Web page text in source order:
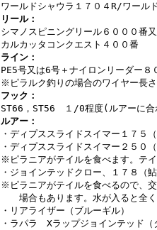
ワールドシャウラ１７０４R/ワール
リール：
シマノスピニングリール６０００番
カルカッタコンクエスト４００番
ライン：
PE5号又は6号＋ナイロンリーダー
※ピラルク釣りの場合のワイヤー長
フック：
ST66，ST56 １/0程度(ルアーに合
ルアー：
・ディプススライドスイマー１７５
・ディプススライドスイマー２５０
※ピラニアがテイルを食べます。テ
・ジョインテッドクロー、１７８（
※ピラニアがテイルを食べるので、
場合もあります。水が入ると全く
・リアライザー（ブルーギル）
・ラパラ Xラップジョインテッド